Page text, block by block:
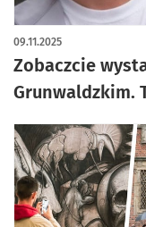
Zobaczcie
Grunwaldzkim.
09.11.2025